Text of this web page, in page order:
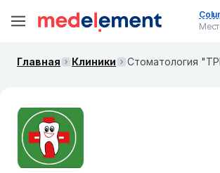
Главная Клиники